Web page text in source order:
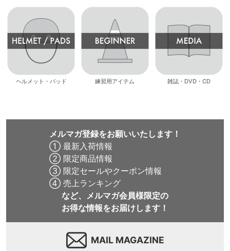
ヘルメット・パッド 練習用アイテム 雑誌・DVD・CD
メルマガ登録をお願いいたします！
① 最新入荷情報
② 限定商品情報
③ 限定セールやクーポン情報
④ 売上ランキング
など、メルマガ会員様限定の
お得な情報をお届けします！
MAIL MAGAZINE